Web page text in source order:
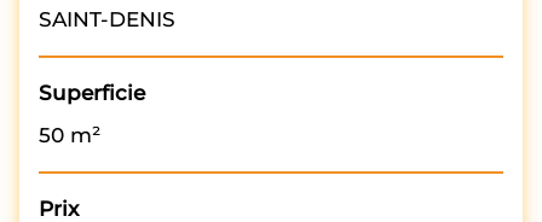
SAINT-DENIS
Superficie
50 m²
Prix